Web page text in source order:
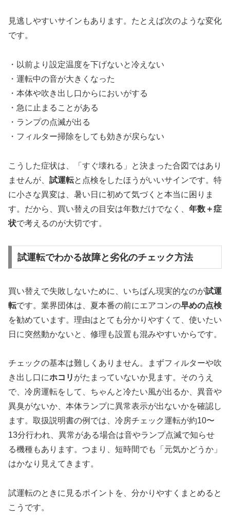
見逃しやすいサインもあります。たとえば次のような変化
です。
・以前より設定温度を下げないと冷えない
・運転中の音が大きくなった
・本体や吹き出し口からにおいがする
・急に止まることがある
・ランプの点滅が出る
・フィルター掃除をしても効きが戻らない
こうした症状は、「すぐ壊れる」と決まった合図ではあり
ませんが、 試運転と点検をしたほうがいいサインです。特
に小さな異変は、暑い日に初めて気づくと本当に困りま
す。だから、買い替えの目安は年数だけでなく、 年数＋症
状で考えるのが大切です。
試運転でわかる故障と劣化のチェック方法
買い替えで失敗しないために、いちばん現実的なのが試運
転です。業界団体は、夏本番の前にエアコンの早めの点検
を勧めています。理由はとても分かりやすくて、使いたい
日に突然動かないと、修理も設置も混みやすいからです。
チェックの基本は難しくありません。まずフィルターや吹
き出し口にホコリ がたまっていないか見ます。そのうえ
で、冷房運転をして、ちゃんと冷たい風が出るか、異音や
異臭がないか、本体ランプに異常表示が出ないかを確認し
ます。取扱説明書の例では、冷房チェック運転が約10〜
13分行われ、異常がある場合は音やランプ点滅で知らせ
る機種もあります。つまり、短時間でも「元気かどうか」
はかなり見えてきます。
試運転のときに見るポイントを、分かりやすくまとめると
こうです。